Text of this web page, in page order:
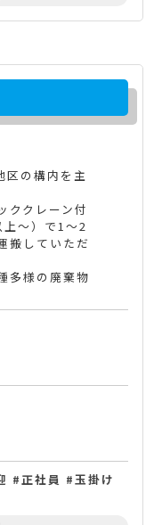
区の構内を主
ククレーン付
～）で1～2
搬していただ
多様の廃棄物
正社員
玉掛け